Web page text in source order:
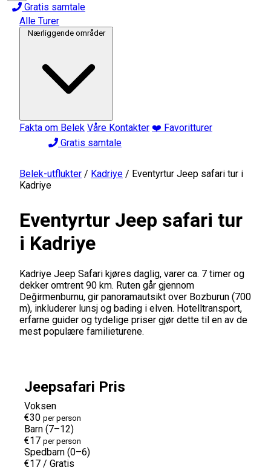
Gratis samtale
Alle Turer
Nærliggende områder
Fakta om Belek Våre Kontakter ❤️ Favoritturer
Gratis samtale
Belek-utflukter / Kadriye / Eventyrtur Jeep safari tur i
Kadriye
Eventyrtur Jeep safari tur
i Kadriye
Kadriye Jeep Safari kjøres daglig, varer ca. 7 timer og
dekker omtrent 90 km. Ruten går gjennom
Değirmenburnu, gir panoramautsikt over Bozburun (700
m), inkluderer lunsj og bading i elven. Hotelltransport,
erfarne guider og tydelige priser gjør dette til en av de
mest populære familieturene.
Jeepsafari Pris
Voksen
€30 per person
Barn (7–12)
€17 per person
Spedbarn (0–6)
€17 / Gratis